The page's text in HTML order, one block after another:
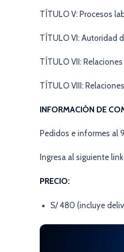
TÍTULO V: Procesos
TÍTULO VI: Autoridad
TÍTULO VII:
TÍTULO VIII:
INFORMACIÓN DE
Pedidos e informes al
Ingresa al siguiente
PRECIO:
S/ 480 (incluye